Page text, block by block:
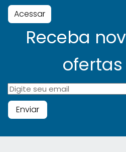
Acessar
Receba
ofertas